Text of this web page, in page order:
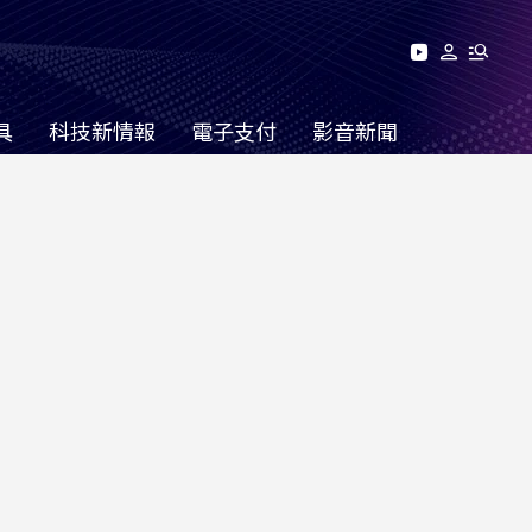
科技新情報 電子支付 影音新聞